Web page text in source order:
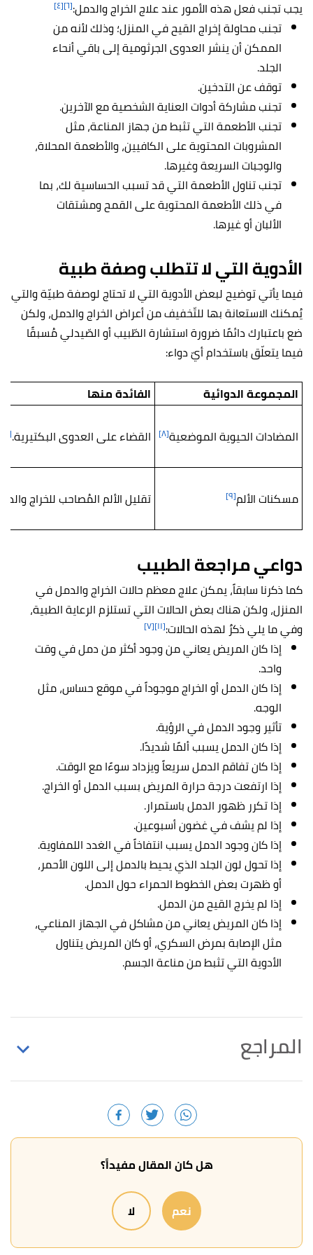
يجب تجنب فعل هذه الأمور عند علاج الخراج والدمل:[٦] [٤]
تجنب محاولة إخراج القيح في المنزل؛ وذلك لأنه من
الممكن أن ينشر العدوى الجرثومية إلى باقي أنحاء
الجلد.
توقف عن التدخين.
تجنب مشاركة أدوات العناية الشخصية مع الآخرين.
تجنب الأطعمة التي تثبط من جهاز المناعة، مثل
المشروبات المحتوية على الكافيين، والأطعمة المحلاة،
والوجبات السريعة وغيرها.
تجنب تناول الأطعمة التي قد تسبب الحساسية لك، بما
في ذلك الأطعمة المحتوية على القمح ومشتقات
الألبان أو غيرها.
الأدوية التي لا تتطلب وصفة طبية
فيما يأتي توضيح لبعض الأدوية التي لا تحتاج لوصفة طبيّة والتي
يُمكنك الاستعانة بها للتّخفيف من أعراض الخراج والدمل، ولكن
ضع باعتبارك دائمًا ضرورة استشارة الطّبيب أو الصّيدلي مُسبقًا
فيما يتعلّق باستخدام أيّ دواء:
المجموعة الدوائية
الفائدة منها
المضادات الحيوية الموضعية[٨] القضاء على العدوى البكتيرية.[٨]
مسكنات الألم[٩] تقليل الألم المُصاحب للخراج
دواعي مراجعة الطبيب
كما ذكرنا سابقاً، يمكن علاج معظم حالات الخراج والدمل في
المنزل، ولكن هناك بعض الحالات التي تستلزم الرعاية الطبية،
وفي ما يلي ذكرٌ لهذه الحالات:[١١] [٧]
إذا كان المريض يعاني من وجود أكثر من دمل في وقت
واحد.
إذا كان الدمل أو الخراج موجوداً في موقع حساس، مثل
الوجه.
تأثير وجود الدمل في الرؤية.
إذا كان الدمل يسبب ألمًا شديدًا.
إذا كان تفاقم الدمل سريعاً ويزداد سوءًا مع الوقت.
إذا ارتفعت درجة حرارة المريض بسبب الدمل أو الخراج.
إذا تكرر ظهور الدمل باستمرار.
إذا لم يشف في غضون أسبوعين.
إذا كان وجود الدمل يسبب انتفاخاً في الغدد اللمفاوية.
إذا تحول لون الجلد الذي يحيط بالدمل إلى اللون الأحمر،
أو ظهرت بعض الخطوط الحمراء حول الدمل.
إذا لم يخرج القيح من الدمل.
إذا كان المريض يعاني من مشاكل في الجهاز المناعي،
مثل الإصابة بمرض السكري، أو كان المريض يتناول
الأدوية التي تثبط من مناعة الجسم.
المراجع
medlineplus, Retrieved 30/4/2021.
Edited.
medicalnewstoday, Retrieved 30/4/2021. Edited.
,homeremedies
, Retrieved
30/4/2021. Edited.
هل كان المقال مفيداً؟
نعم لا